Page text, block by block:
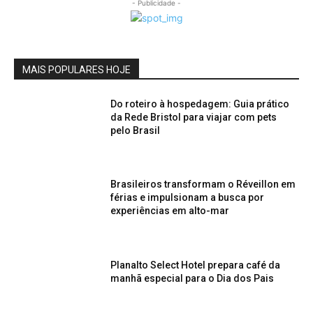
- Publicidade -
MAIS POPULARES HOJE
Do roteiro à hospedagem: Guia prático
da Rede Bristol para viajar com pets
pelo Brasil
Brasileiros transformam o Réveillon em
férias e impulsionam a busca por
experiências em alto-mar
Planalto Select Hotel prepara café da
manhã especial para o Dia dos Pais